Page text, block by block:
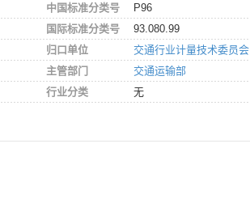
中国标准分类号
P96
国际标准分类号
93.080.99
归口单位
交通行业计量技术委员会
主管部门
交通运输部
行业分类
无